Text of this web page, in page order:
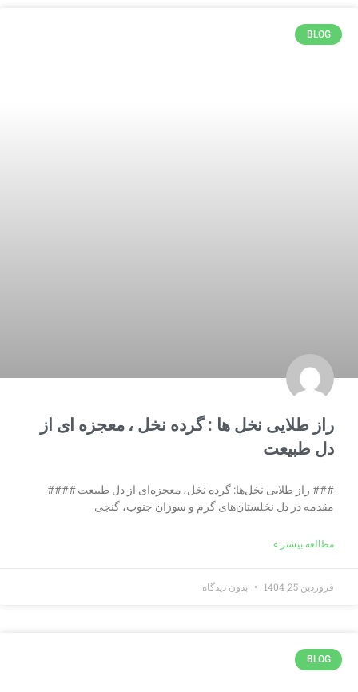
BLOG
راز طلایی نخل ها : گرده نخل ، معجزه ای از
دل طبیعت
### راز طلایی نخل‌ها: گرده نخل، معجزه‌ای از دل طبیعت ####
مقدمه در دل نخلستان‌های گرم و سوزان جنوب، گنجی
مطالعه بیشتر »
فروردین 25, 1404 بدون دیدگاه
BLOG